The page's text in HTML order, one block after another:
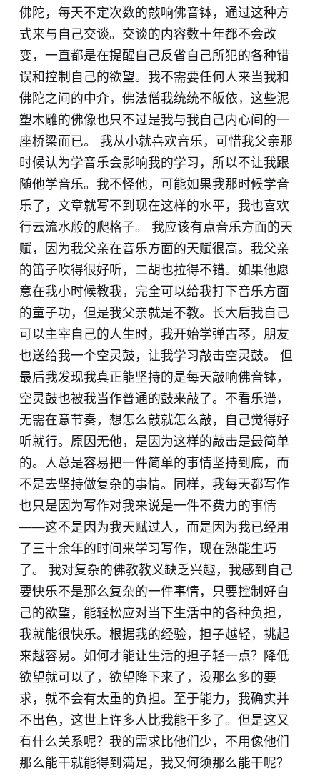
佛陀，每天不定次数的敲响佛音钵，通过这种方
式来与自己交谈。交谈的内容数十年都不会改
变，一直都是在提醒自己反省自己所犯的各种错
误和控制自己的欲望。我不需要任何人来当我和
佛陀之间的中介，佛法僧我统统不皈依，这些泥
塑木雕的佛像也只不过是我与我自己内心间的一
座桥梁而已。 我从小就喜欢音乐，可惜我父亲那
时候认为学音乐会影响我的学习，所以不让我跟
随他学音乐。我不怪他，可能如果我那时候学音
乐了，文章就写不到现在这样的水平，我也喜欢
行云流水般的爬格子。 我应该有点音乐方面的天
赋，因为我父亲在音乐方面的天赋很高。我父亲
的笛子吹得很好听，二胡也拉得不错。如果他愿
意在我小时候教我，完全可以给我打下音乐方面
的童子功，但是我父亲就是不教。长大后我自己
可以主宰自己的人生时，我开始学弹古琴，朋友
也送给我一个空灵鼓，让我学习敲击空灵鼓。 但
最后我发现我真正能坚持的是每天敲响佛音钵，
空灵鼓也被我当作普通的鼓来敲了。不看乐谱，
无需在意节奏，想怎么敲就怎么敲，自己觉得好
听就行。原因无他，是因为这样的敲击是最简单
的。人总是容易把一件简单的事情坚持到底，而
不是去坚持做复杂的事情。同样，我每天都写作
也只是因为写作对我来说是一件不费力的事情
——这不是因为我天赋过人，而是因为我已经用
了三十余年的时间来学习写作，现在熟能生巧
了。 我对复杂的佛教教义缺乏兴趣，我感到自己
要快乐不是那么复杂的一件事情，只要控制好自
己的欲望，能轻松应对当下生活中的各种负担，
我就能很快乐。根据我的经验，担子越轻，挑起
来越容易。如何才能让生活的担子轻一点？降低
欲望就可以了，欲望降下来了，没那么多的要
求，就不会有太重的负担。至于能力，我确实并
不出色，这世上许多人比我能干多了。但是这又
有什么关系呢？我的需求比他们少，不用像他们
那么能干就能得到满足，我又何须那么能干呢？